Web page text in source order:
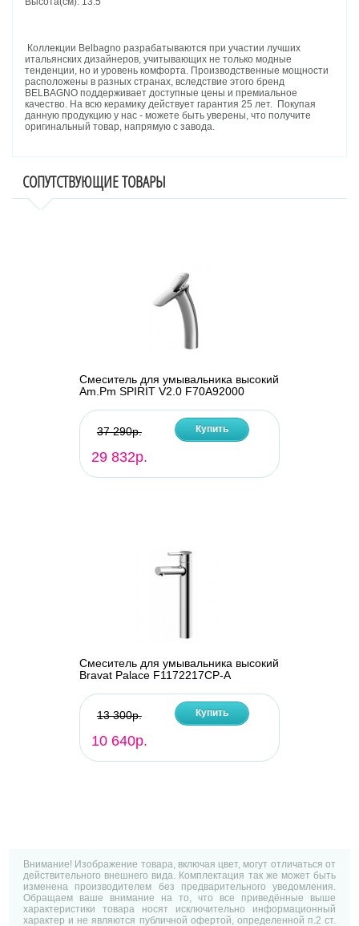
Коллекции Belbagno разрабатываются при участии лучших
итальянских дизайнеров, учитывающих не только модные
тенденции, но и уровень комфорта. Производственные мощности
расположены в разных странах, вследствие этого бренд
BELBAGNO поддерживает доступные цены и премиальное
качество. На всю керамику действует гарантия 25 лет. Покупая
данную продукцию у нас - можете быть уверены, что получите
оригинальный товар, напрямую с завода.
СОПУТСТВУЮЩИЕ ТОВАРЫ
Смеситель для умывальника высокий
Am.Pm SPIRIT V2.0 F70A92000
37 290р.
29 832р.
Купить
Смеситель для умывальника высокий
Bravat Palace F1172217CP-A
13 300р.
10 640р.
Купить
Внимание! Изображение товара, включая цвет, могут отличаться от
действительного внешнего вида. Комплектация так же может быть
изменена производителем без предварительного уведомления.
Обращаем ваше внимание на то, что все приведённые выше
характеристики товара носят исключительно информационный
характер и не являются публичной офертой, определенной п.2 ст.